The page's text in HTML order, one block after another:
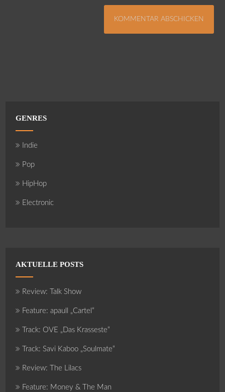
GENRES
Indie
Pop
HipHop
Electronic
AKTUELLE POSTS
Review: Talk Show
Feature: apaull „Cartel“
Track: OVE „Das Krasseste“
Track: Savi Kaboo „Soulmate“
Review: The Lilacs
Feature: Money & The Man